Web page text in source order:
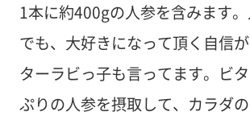
1本に約400gの人参を含みます
でも、大好きになって頂く自信
ターラビっ子も言ってます。ビ
ぷりの人参を摂取して、カラダ